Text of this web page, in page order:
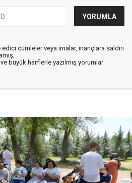
cümleler veya imalar, inançlara saldırı
büyük harflerle yazılmış yorumlar